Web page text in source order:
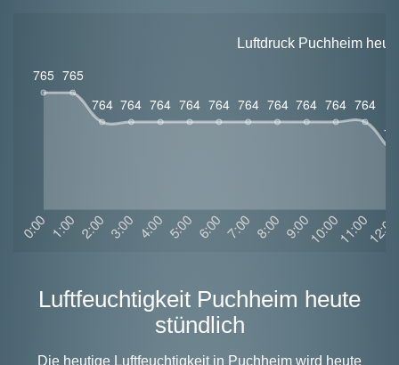
Luftdruck Puchheim
Luftfeuchtigkeit Puchheim heute
stündlich
Die heutige Luftfeuchtigkeit in Puchheim wird heute